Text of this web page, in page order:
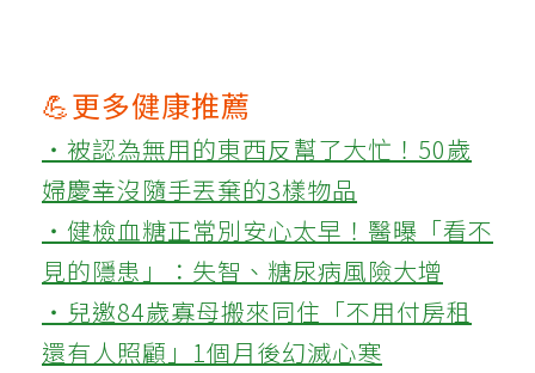
💪更多健康推薦
‧被認為無用的東西反幫了大忙！50歲
婦慶幸沒隨手丟棄的3樣物品
‧健檢血糖正常別安心太早！醫曝「看不
見的隱患」：失智、糖尿病風險大增
‧兒邀84歲寡母搬來同住「不用付房租
還有人照顧」1個月後幻滅心寒